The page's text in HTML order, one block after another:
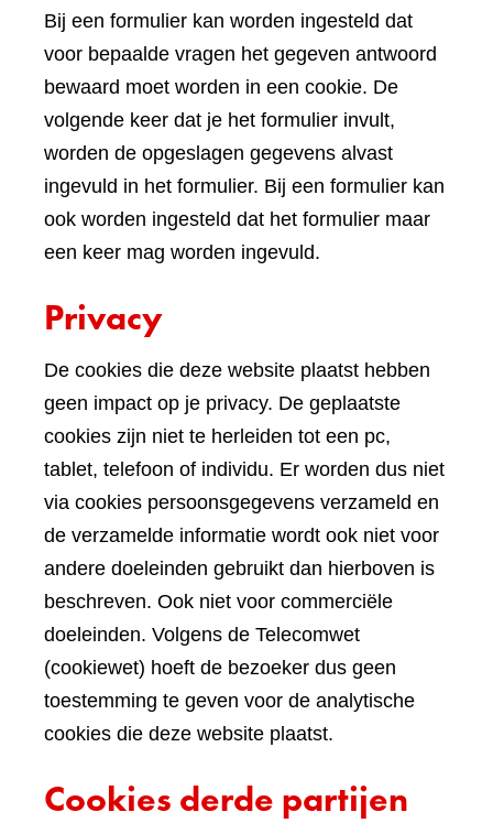
Bij een formulier kan worden ingesteld dat
voor bepaalde vragen het gegeven antwoord
bewaard moet worden in een cookie. De
volgende keer dat je het formulier invult,
worden de opgeslagen gegevens alvast
ingevuld in het formulier. Bij een formulier kan
ook worden ingesteld dat het formulier maar
een keer mag worden ingevuld.
Privacy
De cookies die deze website plaatst hebben
geen impact op je privacy. De geplaatste
cookies zijn niet te herleiden tot een pc,
tablet, telefoon of individu. Er worden dus niet
via cookies persoonsgegevens verzameld en
de verzamelde informatie wordt ook niet voor
andere doeleinden gebruikt dan hierboven is
beschreven. Ook niet voor commerciële
doeleinden. Volgens de Telecomwet
(cookiewet) hoeft de bezoeker dus geen
toestemming te geven voor de analytische
cookies die deze website plaatst.
Cookies derde partijen